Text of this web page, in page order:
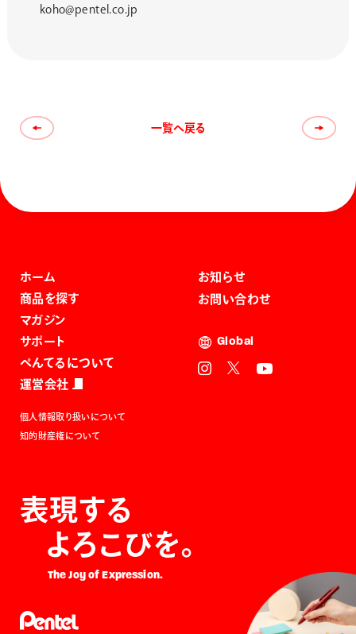
koho@pentel.co.jp
一覧へ戻る
ホーム
商品を探す
マガジン
サポート
ぺんてるについて
運営会社
お知らせ
お問い合わせ
Global
個人情報取り扱いについて
知的財産権について
表現する
よろこびを。
The Joy of Expression.